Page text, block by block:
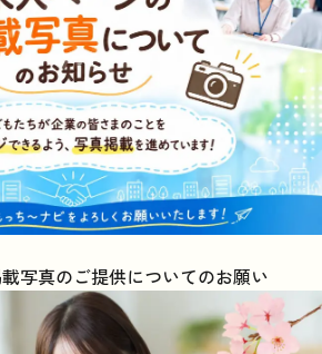
載写真のご提供についてのお願い